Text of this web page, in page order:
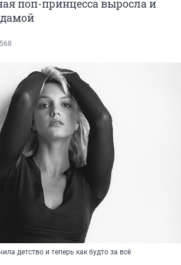
поп-принцесса выросла и
568
детство и теперь как будто за всё